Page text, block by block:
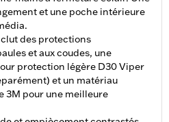
et une poche intérieure
des protections
et aux coudes, une
protection légère D30 Viper
et un matériau
3M pour une meilleure